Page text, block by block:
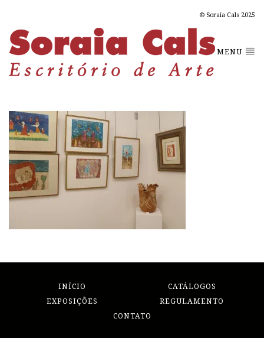
© Soraia Cals 2025
MENU
INÍCIO
CATÁLOGOS
EXPOSIÇÕES
REGULAMENTO
CONTATO